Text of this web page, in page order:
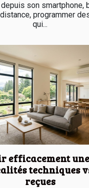
son smartphone,
programmer
qui...
efficacement
techniques
reçues